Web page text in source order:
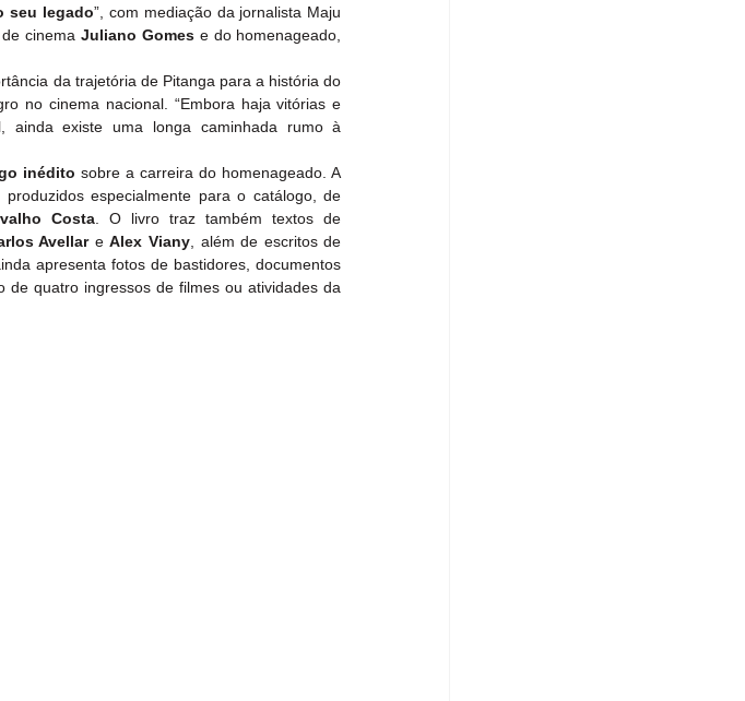
seu legado”, com mediação da jornalista Maju
de cinema Juliano Gomes e do homenageado,
da trajetória de Pitanga para a história do
no cinema nacional. “Embora haja vitórias e
ainda existe uma longa caminhada rumo à
inédito sobre a carreira do homenageado. A
especialmente para o catálogo, de
Costa. O livro traz também textos de
Avellar e Alex Viany , além de escritos de
apresenta fotos de bastidores, documentos
quatro ingressos de filmes ou atividades da